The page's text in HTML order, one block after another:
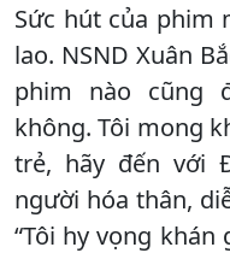
Sức hút của phim
lao. NSND Xuân
phim nào cũng
không. Tôi mong
trẻ, hãy đến với
người hóa thân,
“Tôi hy vọng khán